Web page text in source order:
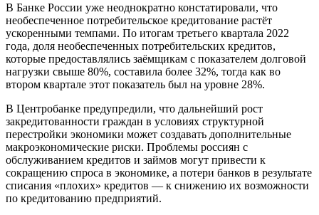
В Банке России уже неоднократно констатировали, что
необеспеченное потребительское кредитование растёт
ускоренными темпами. По итогам третьего квартала 2022
года, доля необеспеченных потребительских кредитов,
которые предоставлялись заёмщикам с показателем долговой
нагрузки свыше 80%, составила более 32%, тогда как во
втором квартале этот показатель был на уровне 28%.
В Центробанке предупредили, что дальнейший рост
закредитованности граждан в условиях структурной
перестройки экономики может создавать дополнительные
макроэкономические риски. Проблемы россиян с
обслуживанием кредитов и займов могут привести к
сокращению спроса в экономике, а потери банков в результате
списания «плохих» кредитов — к снижению их возможности
по кредитованию предприятий.